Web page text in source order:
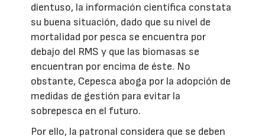
dientuso, la información científica constata
su buena situación, dado que su nivel de
mortalidad por pesca se encuentra por
debajo del RMS y que las biomasas se
encuentran por encima de éste. No
obstante, Cepesca aboga por la adopción de
medidas de gestión para evitar la
sobrepesca en el futuro.
Por ello, la patronal considera que se deben